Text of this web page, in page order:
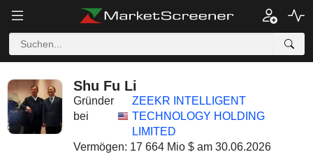
Shu Fu Li
Gründer
bei
ZEEKR INTELLIGENT
TECHNOLOGY HOLDING
LIMITED
Vermögen: 17 664 Mio $ am 30.06.2026